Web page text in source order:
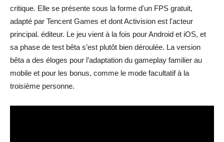
critique. Elle se présente sous la forme d'un FPS gratuit,
adapté par Tencent Games et dont Activision est l'acteur
principal. éditeur. Le jeu vient à la fois pour Android et iOS, et
sa phase de test bêta s’est plutôt bien déroulée. La version
bêta a des éloges pour l’adaptation du gameplay familier au
mobile et pour les bonus, comme le mode facultatif à la
troisième personne.